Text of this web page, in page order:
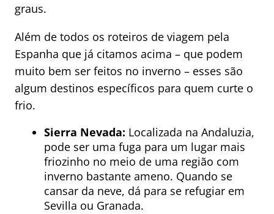
graus.
Além de todos os roteiros de viagem pela
Espanha que já citamos acima – que podem
muito bem ser feitos no inverno – esses são
algum destinos específicos para quem curte o
frio.
Sierra Nevada: Localizada na Andaluzia,
pode ser uma fuga para um lugar mais
friozinho no meio de uma região com
inverno bastante ameno. Quando se
cansar da neve, dá para se refugiar em
Sevilla ou Granada.